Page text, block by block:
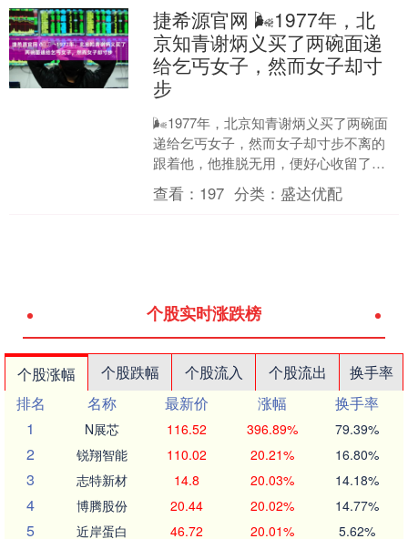
捷希源官网 🌬1977年，北
京知青谢炳义买了两碗面递
给乞丐女子，然而女子却寸
步
🌬1977年，北京知青谢炳义买了两碗面
递给乞丐女子，然而女子却寸步不离的
跟着他，他推脱无用，便好心收留了
她。不料，10年后得知女子的身份，他
只好选择报警。 19....
查看： 197 分类： 盛达优配
个股实时涨跌榜
个股涨幅 个股跌幅 个股流入 个股流出
换手率
排名
名称 最新价 涨幅
换手率
1
N展芯 116.52 396.89% 79.39%
2 锐翔智能 110.02 20.21% 16.80%
3 志特新材 14.8 20.03% 14.18%
4 博腾股份 20.44 20.02% 14.77%
5 近岸蛋白 46.72 20.01% 5.62%